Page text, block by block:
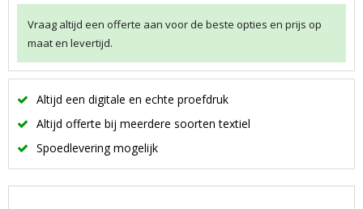
Vraag altijd een offerte aan voor de beste opties en prijs op
maat en levertijd.
Altijd een digitale en echte proefdruk
Altijd offerte bij meerdere soorten textiel
Spoedlevering mogelijk